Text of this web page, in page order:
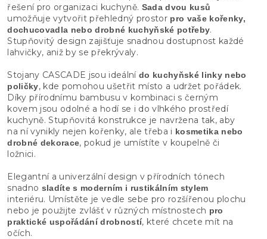
řešení pro organizaci kuchyně. Sada dvou kusů
umožňuje vytvořit přehledný prostor pro vaše kořenky,
dochucovadla nebo drobné kuchyňské potřeby.
Stupňovitý design zajišťuje snadnou dostupnost každé
lahvičky, aniž by se překrývaly.
Stojany CASCADE jsou ideální do kuchyňské linky nebo
poličky, kde pomohou ušetřit místo a udržet pořádek.
Díky přírodnímu bambusu v kombinaci s černým
kovem jsou odolné a hodí se i do vlhkého prostředí
kuchyně. Stupňovitá konstrukce je navržena tak, aby
na ní vynikly nejen kořenky, ale třeba i kosmetika nebo
drobné dekorace, pokud je umístíte v koupelně či
ložnici.
Elegantní a univerzální design v přírodních tónech
snadno sladíte s moderním i rustikálním stylem
interiéru. Umístěte je vedle sebe pro rozšířenou plochu
nebo je použijte zvlášť v různých místnostech pro
praktické uspořádání drobností, které chcete mít na
očích.